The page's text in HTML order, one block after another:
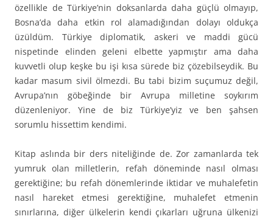
özellikle de Türkiye’nin doksanlarda daha güçlü olmayıp,
Bosna’da daha etkin rol alamadığından dolayı oldukça
üzüldüm. Türkiye diplomatik, askeri ve maddi gücü
nispetinde elinden geleni elbette yapmıştır ama daha
kuvvetli olup keşke bu işi kısa sürede biz çözebilseydik. Bu
kadar masum sivil ölmezdi. Bu tabi bizim suçumuz değil,
Avrupa’nın göbeğinde bir Avrupa milletine soykırım
düzenleniyor. Yine de biz Türkiye’yiz ve ben şahsen
sorumlu hissettim kendimi.
Kitap aslında bir ders niteliğinde de. Zor zamanlarda tek
yumruk olan milletlerin, refah döneminde nasıl olması
gerektiğine; bu refah dönemlerinde iktidar ve muhalefetin
nasıl hareket etmesi gerektiğine, muhalefet etmenin
sınırlarına, diğer ülkelerin kendi çıkarları uğruna ülkenizi